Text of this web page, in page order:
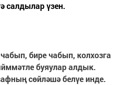
салдылар үзен.
бире чабып, колхозга
бу­яулар алдык.
сөйләшә белүе инде.